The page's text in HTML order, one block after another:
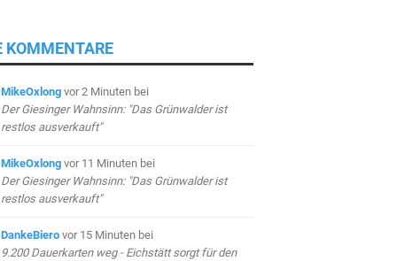
KOMMENTARE
MikeOxlong vor 2 Minuten bei
Der Giesinger Wahnsinn: "Das Grünwalder ist
restlos ausverkauft"
MikeOxlong vor 11 Minuten bei
Der Giesinger Wahnsinn: "Das Grünwalder ist
restlos ausverkauft"
DankeBiero vor 15 Minuten bei
9.200 Dauerkarten weg - Eichstätt sorgt für den